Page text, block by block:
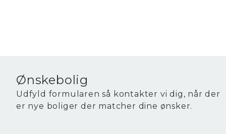
Ønskebolig
Udfyld formularen så kontakter vi dig, når der
er nye boliger der matcher dine ønsker.